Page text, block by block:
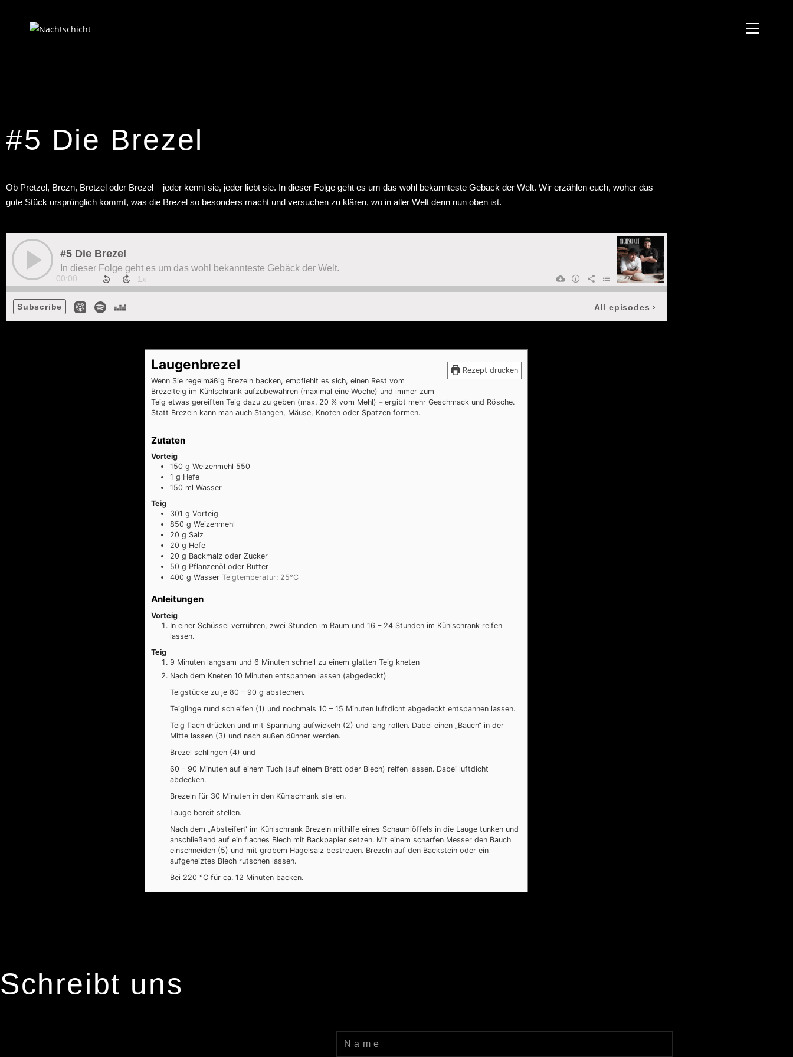
#5 Die Brezel
Ob Pretzel, Brezn, Bretzel oder Brezel – jeder kennt sie, jeder liebt sie. In dieser Folge geht es um das wohl bekannteste Gebäck der Welt. Wir erzählen euch, woher das
gute Stück ursprünglich kommt, was die Brezel so besonders macht und versuchen zu klären, wo in aller Welt denn nun oben ist.
Rezept drucken
Laugenbrezel
Wenn Sie regelmäßig Brezeln backen, empfiehlt es sich, einen Rest vom
Brezelteig im Kühlschrank aufzubewahren (maximal eine Woche) und immer zum
Teig etwas gereiften Teig dazu zu geben (max. 20 % vom Mehl) – ergibt mehr Geschmack und Rösche.
Statt Brezeln kann man auch Stangen, Mäuse, Knoten oder Spatzen formen.
Zutaten
Vorteig
150 g Weizenmehl 550
1 g Hefe
150 ml Wasser
Teig
301 g Vorteig
850 g Weizenmehl
20 g Salz
20 g Hefe
20 g Backmalz oder Zucker
50 g Pflanzenöl oder Butter
400 g Wasser Teigtemperatur: 25°C
Anleitungen
Vorteig
In einer Schüssel verrühren, zwei Stunden im Raum und 16 – 24 Stunden im Kühlschrank reifen
lassen.
Teig
9 Minuten langsam und 6 Minuten schnell zu einem glatten Teig kneten
Nach dem Kneten 10 Minuten entspannen lassen (abgedeckt)
Teigstücke zu je 80 – 90 g abstechen.
Teiglinge rund schleifen (1) und nochmals 10 – 15 Minuten luftdicht abgedeckt entspannen lassen.
Teig flach drücken und mit Spannung aufwickeln (2) und lang rollen. Dabei einen „Bauch“ in der
Mitte lassen (3) und nach außen dünner werden.
Brezel schlingen (4) und
60 – 90 Minuten auf einem Tuch (auf einem Brett oder Blech) reifen lassen. Dabei luftdicht
abdecken.
Brezeln für 30 Minuten in den Kühlschrank stellen.
Lauge bereit stellen.
Nach dem „Absteifen“ im Kühlschrank Brezeln mithilfe eines Schaumlöffels in die Lauge tunken und
anschließend auf ein flaches Blech mit Backpapier setzen. Mit einem scharfen Messer den Bauch
einschneiden (5) und mit grobem Hagelsalz bestreuen. Brezeln auf den Backstein oder ein
aufgeheiztes Blech rutschen lassen.
Bei 220 °C für ca. 12 Minuten backen.
Schreibt uns